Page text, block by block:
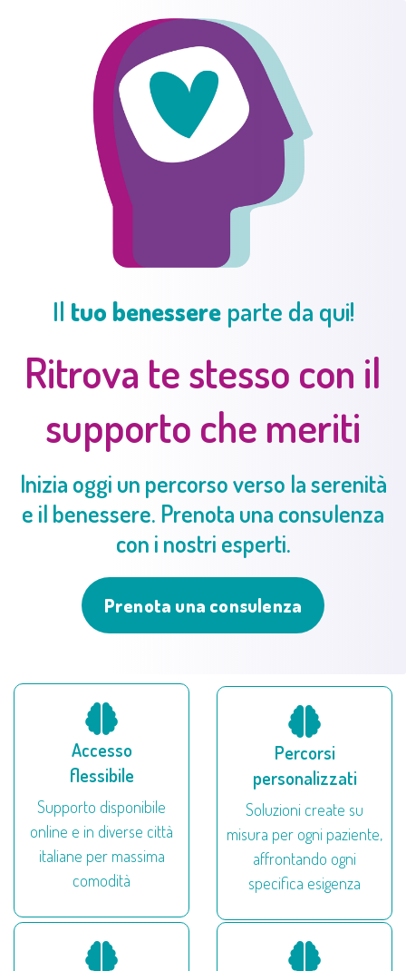
Il tuo benessereparte da qui!
Ritrova te stesso con il
supporto che meriti
Inizia oggi un percorso verso la serenità
e il benessere. Prenota una consulenza
con i nostri esperti.
Prenota una consulenza
Accesso
flessibile
Supporto disponibile
online e in diverse città
italiane per massima
comodità
Percorsi
personalizzati
Soluzioni create su
misura per ogni paziente,
affrontando ogni
specifica esigenza